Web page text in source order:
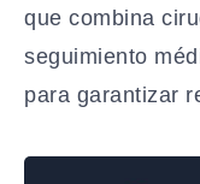
que combina
seguimiento
para garantizar